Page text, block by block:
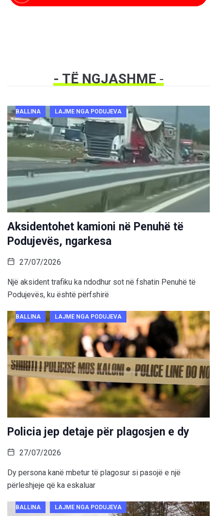
- TË NGJASHME-
BALLINA LAJME NGA PODUJEVA
Aksidentohet kamioni në Penuhë të
Podujevës, ngarkesa
27/07/2026
Një aksident trafiku ka ndodhur sot në fshatin Penuhë të
Podujevës, ku është përfshirë
BALLINA LAJME NGA PODUJEVA
Policia jep detaje për plagosjen e dy
27/07/2026
Dy persona kanë mbetur të plagosur si pasojë e një
përleshjeje që ka eskaluar
BALLINA LAJME NGA PODUJEVA